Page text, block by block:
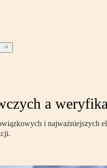
a
i najważniejszych